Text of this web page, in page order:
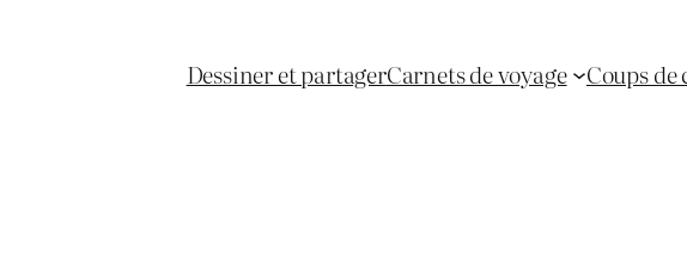
Dessiner et partagerCarnets de voyage Coups de